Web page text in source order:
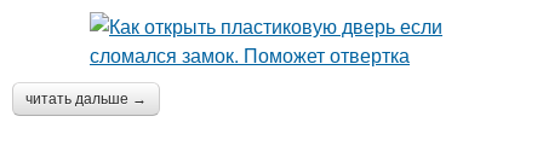
читать дальше →